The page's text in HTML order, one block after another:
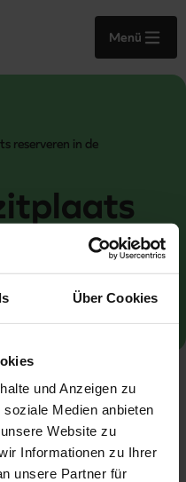
Über Cookies
und Anzeigen zu
Medien anbieten
Website zu
Informationen zu Ihrer
unsere Partner für
Menü
reserveren in de
de
stoel. Maar je
de trein. Iedereen kan
bezet zijn, is de